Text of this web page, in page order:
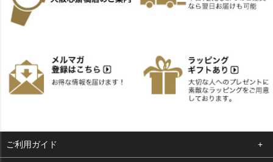
ご利用ガイド